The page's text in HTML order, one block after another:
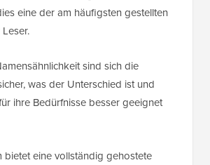
eine der am häufigsten gestellten
sind sich die
was der Unterschied ist und
ihre Bedürfnisse besser geeignet
bietet eine vollständig gehostete